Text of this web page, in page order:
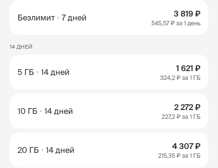
Безлимит 7 дней 3 819 ₽
545,57 ₽ за 1 день
14 ДНЕЙ
5 ГБ 14 дней 1 621 ₽
324,2 ₽ за 1 ГБ
10 ГБ 14 дней 2 272 ₽
227,2 ₽ за 1 ГБ
20 ГБ 14 дней 4 307 ₽
215,35 ₽ за 1 ГБ